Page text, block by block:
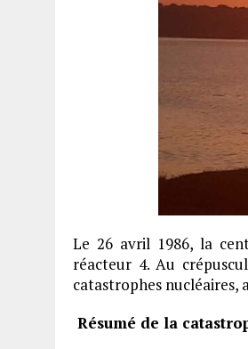
Le 26 avril 1986, la
réacteur 4. Au
catastrophes nucléaires,
Résumé de la